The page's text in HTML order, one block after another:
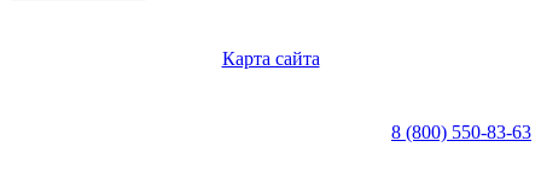
Карта сайта
8 (800) 550-83-63